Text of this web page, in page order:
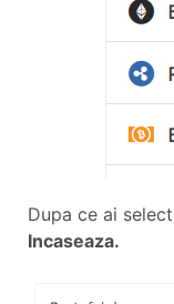
Dupa ce ai
Incaseaza.